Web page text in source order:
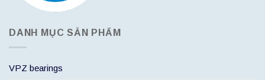
DANH MỤC SẢN PHẨM
VPZ bearings